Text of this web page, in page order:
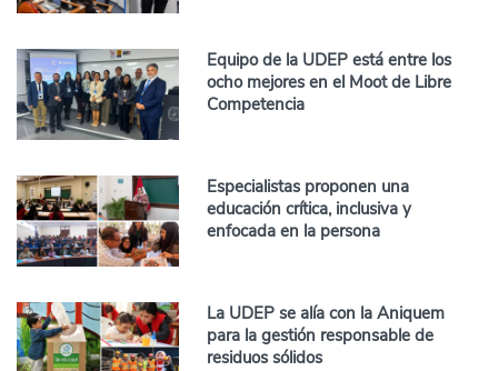
Equipo de la UDEP está entre los
ocho mejores en el Moot de Libre
Competencia
Especialistas proponen una
educación crítica, inclusiva y
enfocada en la persona
La UDEP se alía con la Aniquem
para la gestión responsable de
residuos sólidos